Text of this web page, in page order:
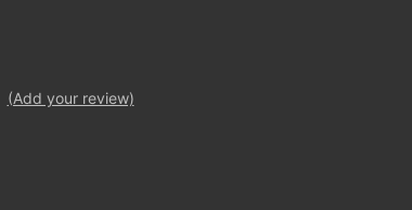
(Add your review)